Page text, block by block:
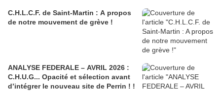
C.H.L.C.F. de Saint-Martin : A propos
de notre mouvement de grève !
ANALYSE FEDERALE – AVRIL 2026 :
C.H.U.G... Opacité et sélection avant
d’intégrer le nouveau site de Perrin ! !